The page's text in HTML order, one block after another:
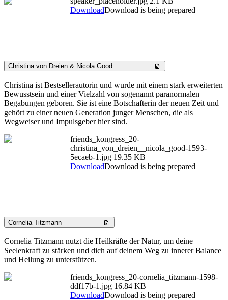
DownloadDownload is being prepared
Christina von Dreien & Nicola Good
Christina ist Bestsellerautorin und wurde mit einem stark erweiterten
Bewusstsein und einer Vielzahl von sogenannt paranormalen
Begabungen geboren. Sie ist eine Botschafterin der neuen Zeit und
gehört zu einer neuen Generation junger Menschen, die als
Wegweiser und Impulsgeber hier sind.
friends_kongress_20-
christina_von_dreien__nicola_good-1593-
5ecaeb-1.jpg 19.35 KB
DownloadDownload is being prepared
Cornelia Titzmann
Cornelia Titzmann nutzt die Heilkräfte der Natur, um deine
Seelenkraft zu stärken und dich auf deinem Weg zu innerer Balance
und Heilung zu unterstützen.
friends_kongress_20-cornelia_titzmann-1598-
ddf17b-1.jpg 16.84 KB
DownloadDownload is being prepared